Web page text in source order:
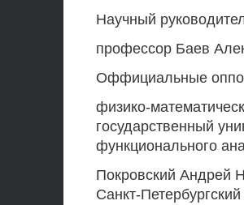
Научный
профессор Баев
Оффициальные
физико-
государственный
функционального
Покровский Андрей
Санкт-